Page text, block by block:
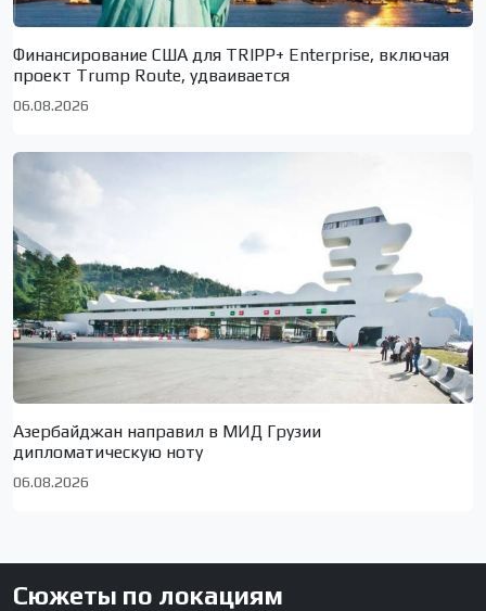
Финансирование США для TRIPP+ Enterprise, включая
проект Trump Route, удваивается
06.08.2026
Азербайджан направил в МИД Грузии
дипломатическую ноту
06.08.2026
Сюжеты по локациям